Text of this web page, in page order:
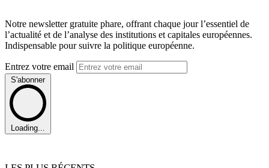
Notre newsletter gratuite phare, offrant chaque jour l’essentiel de
l’actualité et de l’analyse des institutions et capitales européennes.
Indispensable pour suivre la politique européenne.
Entrez votre email
S'abonner
Loading...